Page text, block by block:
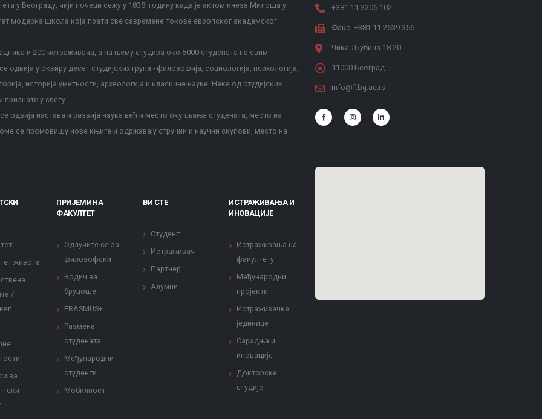
у Београду, чији почеци сежу у 1838. годину када је актом кнеза Милоша у
модерна школа која прати све савремене токове европског академског
и 200 истраживача, а на њему студира око 6000 студената на свим
у оквиру десет студијских група - филозофија, социологија, психологија,
историја уметности, археологија и класичне науке. Неке од студијских
признате у свету.
настава и развија наука већ и место окупљања студената, место на
се промовишу нове књиге и одржавају стручни и научни скупови, место на
живота
/
за
ПРИЈЕМИ НА
ФАКУЛТЕТ
Одлучите се за
филозофски
Водич за
бруцоше
ERASMUS+
Размена
студената
Међународни
студенти
Мобилност
ВИ СТЕ
Студент
Истраживач
Партнер
Алумни
ИСТРАЖИВАЊА И
ИНОВАЦИЈЕ
Истраживања на
факултету
Међународни
пројекти
Истраживачке
јединице
Сарадња и
иновације
Докторске
студије
+381 11 3206 102
Факс: +381 11 2639 356
Чика Љубина 18-20
11000 Београд
info@f.bg.ac.rs